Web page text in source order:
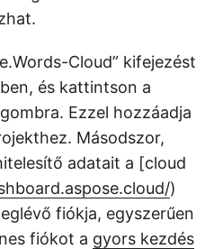
Cloud” kifejezést
és kattintson a
Ezzel hozzáadja
Másodszor,
adatait a [cloud
)
fiókja, egyszerűen
fiókot a gyors kezdés